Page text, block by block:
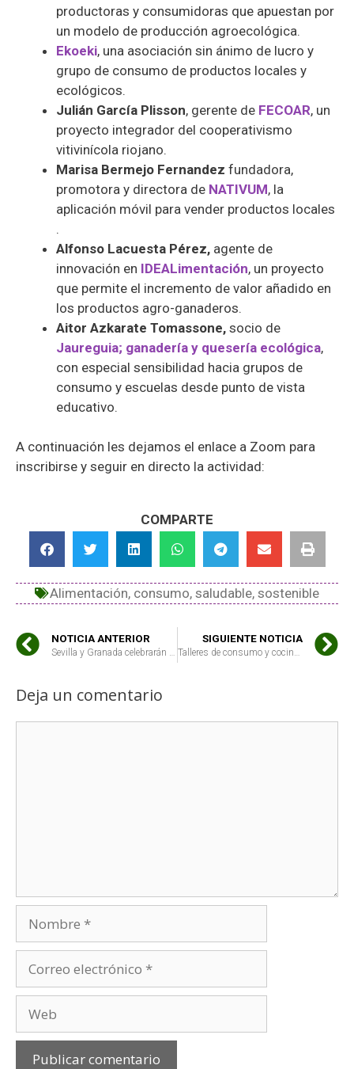
productoras y consumidoras que apuestan por
un modelo de producción agroecológica.
Ekoeki, una asociación sin ánimo de lucro y
grupo de consumo de productos locales y
ecológicos.
Julián García Plisson, gerente de FECOAR, un
proyecto integrador del cooperativismo
vitivinícola riojano.
Marisa Bermejo Fernandez fundadora,
promotora y directora de NATIVUM, la
aplicación móvil para vender productos locales
.
Alfonso Lacuesta Pérez, agente de
innovación en IDEALimentación, un proyecto
que permite el incremento de valor añadido en
los productos agro-ganaderos.
Aitor Azkarate Tomassone, socio de
Jaureguia; ganadería y quesería ecológica,
con especial sensibilidad hacia grupos de
consumo y escuelas desde punto de vista
educativo.
A continuación les dejamos el enlace a Zoom para
inscribirse y seguir en directo la actividad:
COMPARTE
Alimentación, consumo, saludable, sostenible
NOTICIA ANTERIOR SIGUIENTE NOTICIA
Deja un comentario